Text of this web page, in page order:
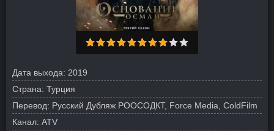
Дата выхода: 2019
Страна: Турция
Перевод: Русский Дубляж РООСОДКТ, Force Media, ColdFilm
Канал: ATV